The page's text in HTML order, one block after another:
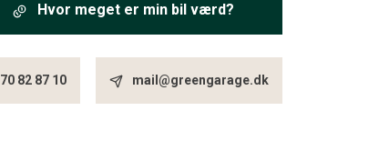
Hvor meget er min bil værd?
70 82 87 10 mail@greengarage.dk